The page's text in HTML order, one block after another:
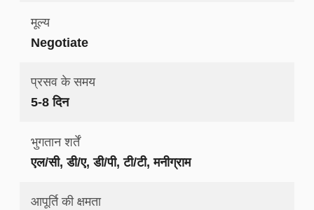
मूल्य
Negotiate
प्रसव के समय
5-8 दिन
भुगतान शर्तें
एल/सी, डी/ए, डी/पी, टी/टी, मनीग्राम
आपूर्ति की क्षमता